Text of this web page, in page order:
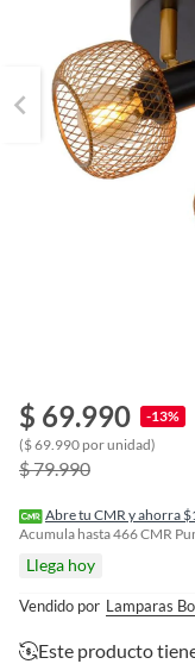
$ 69.990
-13%
($ 69.990 por unidad)
$ 79.990
Abre tu CMR y ahorra
Acumula hasta466CMR
Llega hoy
Vendido por Lamparas
Este producto